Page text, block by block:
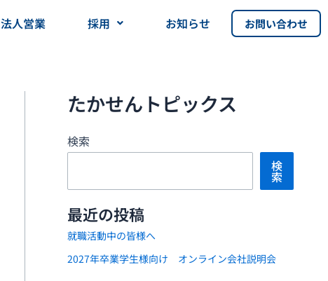
法人営業 採用 お知らせ お問い合わせ
たかせんトピックス
検索
検
索
最近の投稿
就職活動中の皆様へ
2027年卒業学生様向け オンライン会社説明会